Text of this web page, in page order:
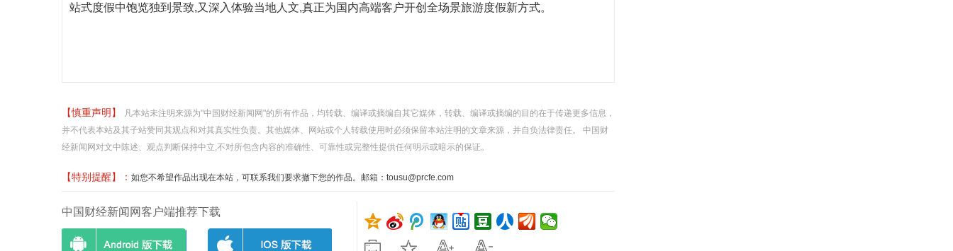
站式度假中饱览独到景致,又深入体验当地人文,真正为国内高端客户开创全场景旅游度假新方式。
【慎重声明】
凡本站未注明来源为"中国财经新闻网"的所有作品，均转载、编译或摘编自其它媒体，转载、编译或摘编的目的在于传递更多信息，
并不代表本站及其子站赞同其观点和对其真实性负责。其他媒体、网站或个人转载使用时必须保留本站注明的文章来源，并自负法律责任。 中国财
经新闻网对文中陈述、观点判断保持中立,不对所包含内容的准确性、可靠性或完整性提供任何明示或暗示的保证。
【特别提醒】： 如您不希望作品出现在本站，可联系我们要求撤下您的作品。邮箱：tousu@prcfe.com
中国财经新闻网客户端推荐下载